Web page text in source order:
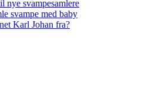
nye svampesamlere
svampe med baby
Karl Johan fra?